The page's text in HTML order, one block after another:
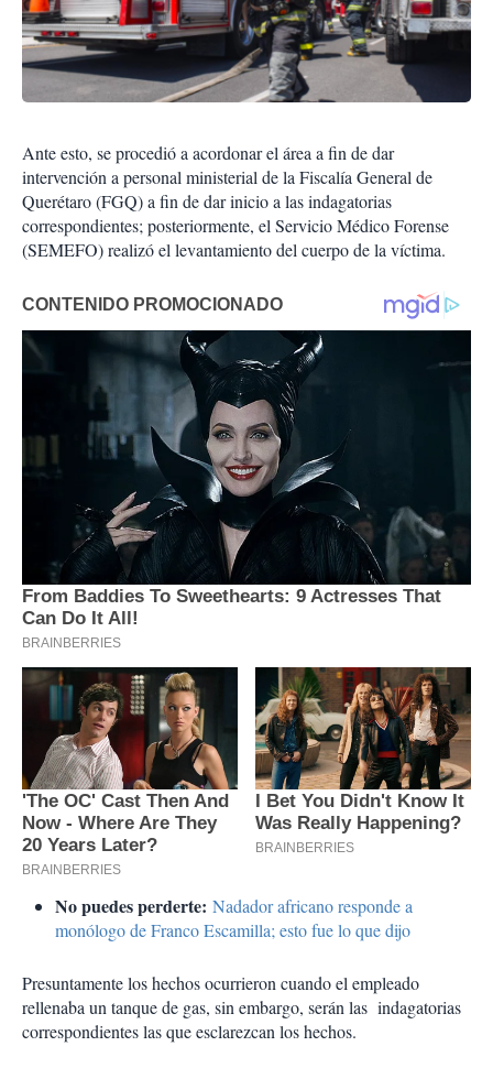
Ante esto, se procedió a acordonar el área a fin de dar
intervención a personal ministerial de la Fiscalía General de
Querétaro (FGQ) a fin de dar inicio a las indagatorias
correspondientes; posteriormente, el Servicio Médico Forense
(SEMEFO) realizó el levantamiento del cuerpo de la víctima.
No puedes perderte: Nadador africano responde a
monólogo de Franco Escamilla; esto fue lo que dijo
Presuntamente los hechos ocurrieron cuando el empleado
rellenaba un tanque de gas, sin embargo, serán las indagatorias
correspondientes las que esclarezcan los hechos.